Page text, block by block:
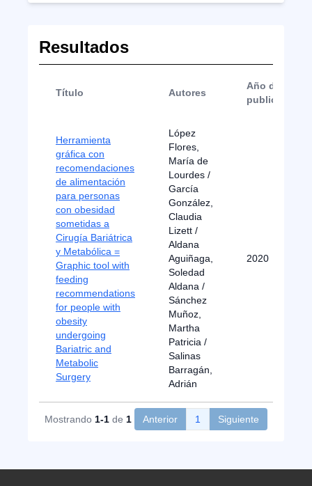
Resultados
Título Autores
Año de
publicación
Herramienta
gráfica con
recomendaciones
de alimentación
para personas
con obesidad
sometidas a
Cirugía Bariátrica
y Metabólica =
Graphic tool with
feeding
recommendations
for people with
obesity
undergoing
Bariatric and
Metabolic
Surgery
López
Flores,
María de
Lourdes /
García
González,
Claudia
Lizett /
Aldana
Aguiñaga,
Soledad
Aldana /
Sánchez
Muñoz,
Martha
Patricia /
Salinas
Barragán,
Adrián
2020
Mostrando 1-1 de 1 Anterior 1 Siguiente